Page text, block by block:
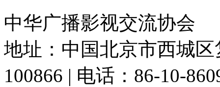
中华广播影视交流协会
地址：中国北京市西城
100866 | 电话：86-10-